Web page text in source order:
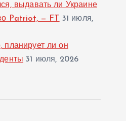
выдавать ли Украине
Patriot, — FT
31 июля,
планирует ли он
31 июля, 2026